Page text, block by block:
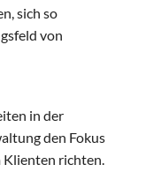
sich so
von
in der
den Fokus
richten.